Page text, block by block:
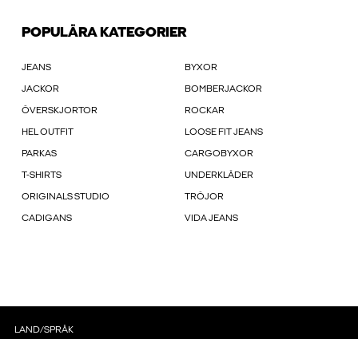
POPULÄRA KATEGORIER
JEANS BYXOR
JACKOR BOMBERJACKOR
ÖVERSKJORTOR ROCKAR
HEL OUTFIT LOOSE FIT JEANS
PARKAS CARGOBYXOR
T-SHIRTS UNDERKLÄDER
ORIGINALS STUDIO TRÖJOR
CADIGANS VIDA JEANS
LAND/SPRÅK